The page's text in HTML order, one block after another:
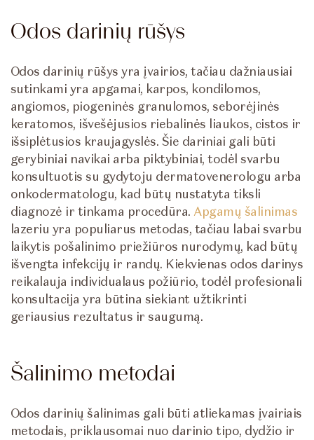
Odos darinių rūšys
Odos darinių rūšys yra įvairios, tačiau dažniausiai
sutinkami yra apgamai, karpos, kondilomos,
angiomos, piogeninės granulomos, seborėjinės
keratomos, išvešėjusios riebalinės liaukos, cistos ir
išsiplėtusios kraujagyslės. Šie dariniai gali būti
gerybiniai navikai arba piktybiniai, todėl svarbu
konsultuotis su gydytoju dermatovenerologu arba
onkodermatologu, kad būtų nustatyta tiksli
diagnozė ir tinkama procedūra. Apgamų šalinimas
lazeriu yra populiarus metodas, tačiau labai svarbu
laikytis pošalinimo priežiūros nurodymų, kad būtų
išvengta infekcijų ir randų. Kiekvienas odos darinys
reikalauja individualaus požiūrio, todėl profesionali
konsultacija yra būtina siekiant užtikrinti
geriausius rezultatus ir saugumą.
Šalinimo metodai
Odos darinių šalinimas gali būti atliekamas įvairiais
metodais, priklausomai nuo darinio tipo, dydžio ir